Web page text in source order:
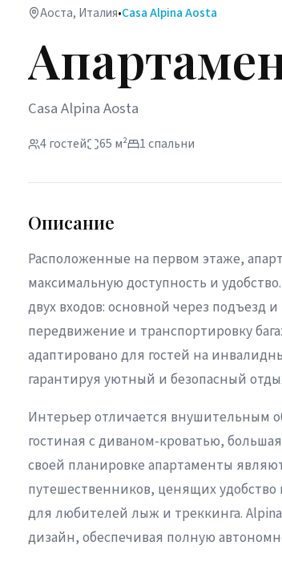
Аоста, Италия•Casa Alpina Aosta
Casa Alpina Aosta
4 гостей 65 м² 1 спальни
Описание
Расположенные на первом этаже,
максимальную доступность и
двух входов: основной через подъезд
передвижение и транспортировку
адаптировано для гостей на
гарантируя уютный и безопасный
Интерьер отличается внушительным
гостиная с диваном-кроватью,
своей планировке апартаменты
путешественников, ценящих
для любителей лыж и треккинга.
дизайн, обеспечивая полную